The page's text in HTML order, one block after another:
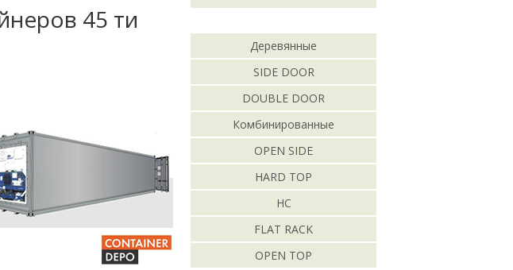
45 ти
Деревянные
SIDE DOOR
DOUBLE DOOR
Комбинированные
OPEN SIDE
HARD TOP
HC
FLAT RACK
OPEN TOP